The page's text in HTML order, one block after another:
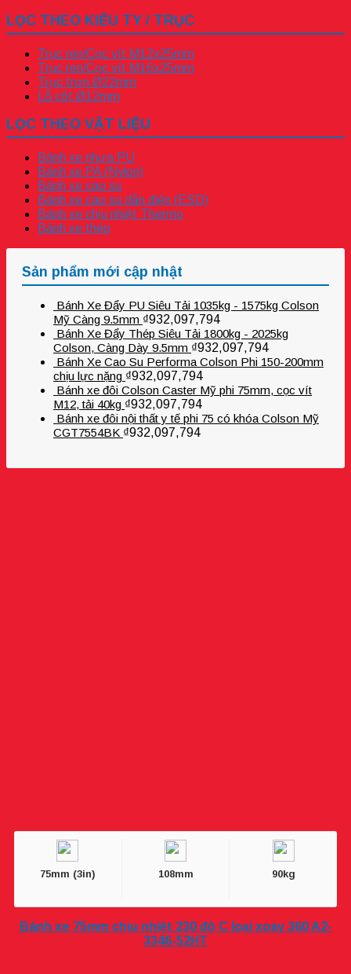
LỌC THEO KIỂU TY / TRỤC
Trục ren/Cọc vít M12x25mm
Trục ren/Cọc vít M16x25mm
Trục trơn Ø22mm
Lỗ cốt Ø12mm
LỌC THEO VẬT LIỆU
Bánh xe nhựa PU
Bánh xe PA (Nylon)
Bánh xe cao su
Bánh xe cao su dẫn điện (ESD)
Bánh xe chịu nhiệt Thermo
Bánh xe thép
Sản phẩm mới cập nhật
Bánh Xe Đẩy PU Siêu Tải 1035kg - 1575kg Colson
Mỹ Càng 9.5mm ₫932,097,794
Bánh Xe Đẩy Thép Siêu Tải 1800kg - 2025kg
Colson, Càng Dày 9.5mm ₫932,097,794
Bánh Xe Cao Su Performa Colson Phi 150-200mm
chịu lực nặng ₫932,097,794
Bánh xe đôi Colson Caster Mỹ phi 75mm, cọc vít
M12, tải 40kg ₫932,097,794
Bánh xe đôi nội thất y tế phi 75 có khóa Colson Mỹ
CGT7554BK ₫932,097,794
75mm (3in) 108mm 90kg
Bánh xe 75mm chịu nhiệt 230 độ C loại xoay 360 A2-
3346-52HT